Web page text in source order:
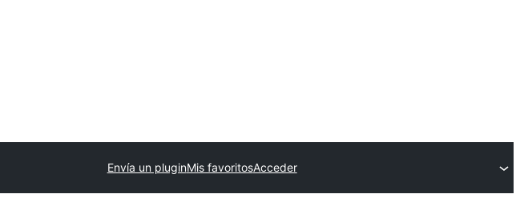
Envía un pluginMis favoritosAcceder